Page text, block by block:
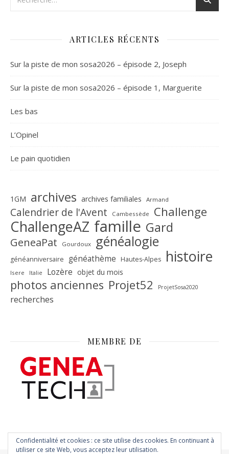
ARTICLES RÉCENTS
Sur la piste de mon sosa2026 – épisode 2, Joseph
Sur la piste de mon sosa2026 – épisode 1, Marguerite
Les bas
L’Opinel
Le pain quotidien
1GM archives archives familiales Armand
Calendrier de l'Avent Cambessède Challenge
ChallengeAZ famille Gard
GeneaPat Gourdoux généalogie
généanniversaire généathème Hautes-Alpes histoire
Isere Italie Lozère objet du mois
photos anciennes Projet52 ProjetSosa2020
recherches
MEMBRE DE
Confidentialité et cookies : ce site utilise des cookies. En continuant à
utiliser ce site Web, vous acceptez leur utilisation.